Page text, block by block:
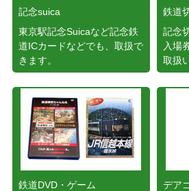
記念suica
東京駅記念Suicaなど記念鉄
道ICカードなどでも、取扱で
きます。
鉄道
記念
入場
取扱
鉄道DVD・ゲーム
デア